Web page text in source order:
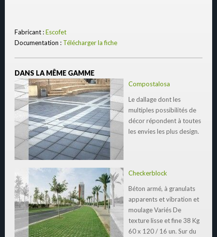
Fabricant :Escofet
Documentation : Télécharger la fiche
DANS LA MÊME GAMME
Compostalosa
Le dallage dont les
multiples possibilités de
décor répondent à toutes
les envies les plus design.
Checkerblock
Béton armé, à granulats
apparents et vibration et
moulage Variés De
texture lisse et fine 38 Kg
60 x 120 / 16 un. Sur du